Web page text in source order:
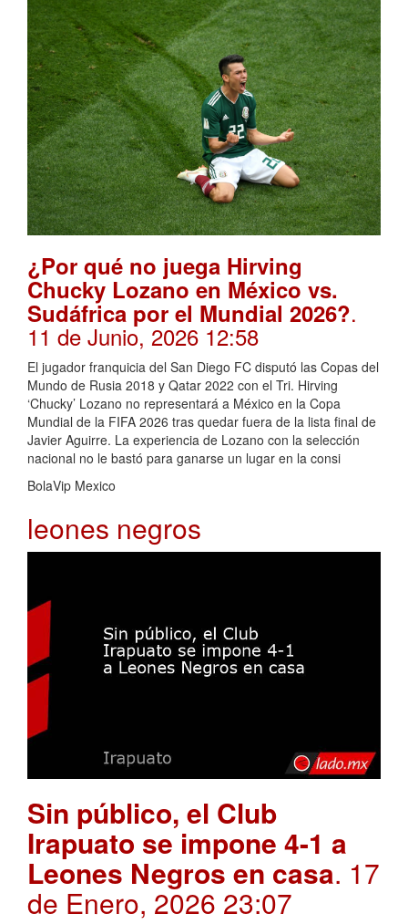
¿Por qué no juega Hirving
Chucky Lozano en México vs.
Sudáfrica por el Mundial 2026?.
11 de Junio, 2026 12:58
El jugador franquicia del San Diego FC disputó las Copas del
Mundo de Rusia 2018 y Qatar 2022 con el Tri. Hirving
‘Chucky’ Lozano no representará a México en la Copa
Mundial de la FIFA 2026 tras quedar fuera de la lista final de
Javier Aguirre. La experiencia de Lozano con la selección
nacional no le bastó para ganarse un lugar en la consi
BolaVip Mexico
leones negros
Sin público, el Club
Irapuato se impone 4-1 a
Leones Negros en casa. 17
de Enero, 2026 23:07